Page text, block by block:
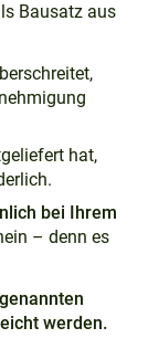
Bausatz aus
hat,
bei Ihrem
– denn es
werden.